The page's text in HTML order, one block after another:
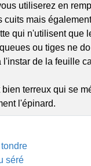
utiliserez en
cuits mais
qui n'utilisent que
ou tiges ne
de la feuille
terreux qui se
l'épinard.
séré